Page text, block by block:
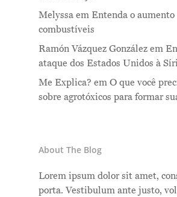
Melyssa em Entenda o aumento
combustíveis
Ramón Vázquez González em
ataque dos Estados Unidos à
Me Explica? em O que você
sobre agrotóxicos para formar
About The Blog
Lorem ipsum dolor sit amet,
porta. Vestibulum ante justo,